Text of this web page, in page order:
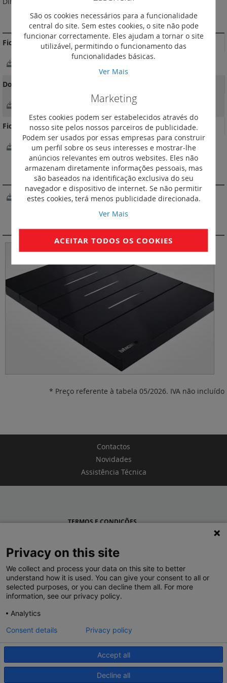
MAIS INFORMAÇÃO
Fichas Técnicas
Documentação Comercial
Ficheiro BIM
Bticino_Wiring_device_Living-Now_2022_EN.rvt
SOFTWARE
Configurador Living Now
* Preço referente à tabela 05/2026. IVA não incluído
Contactos
Novidades
Assistência Técnica
São os cookies necessários para a funcionalidade
central do site. Sem estes cookies, o site não pode
funcionar correctamente. Eles ajudam a tornar o site
utilizável, permitindo o funcionamento das
funcionalidades básicas.
Ver Mais
Marketing
Estes cookies podem ser estabelecidos através do
nosso site pelos nossos parceiros de publicidade.
Podem ser usados por essas empresas para construir
um perfil sobre os seus interesses e mostrar-lhe
anúncios relevantes em outros websites. Eles não
armazenam diretamente informações pessoais, mas
são baseados na identificação exclusiva do seu
navegador e dispositivo de internet. Se não permitir
estes cookies, terá menos publicidade direcionada.
Ver Mais
ACEITAR TODOS OS COOKIES
TERMOS E CONDIÇÕES
LEGRAND PORTUGAL
GRUPO LEGRAND NO MUNDO
© 2020 Legrand. Todos os direitos reservados.
Privacy on this site
We collect and process your data on this site to better
understand how it is used. You can give your consent to all or
selected purposes, or you can decline them all. For more
information, see our privacy policy.
Analytics
Accept all
Decline all
Consent details Privacy policy